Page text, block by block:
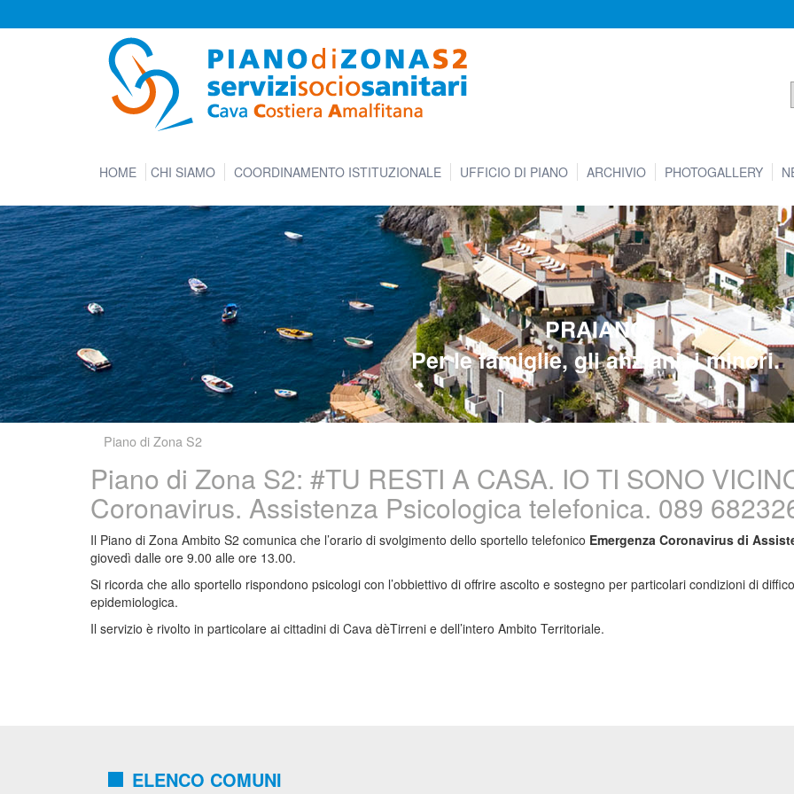
HOME CHI SIAMO COORDINAMENTO ISTITUZIONALE UFFICIO DI PIANO ARCHIVIO PHOTOGALLERY
PRAIANO
Per le famiglie, gli anziani, i minori.
Piano di Zona S2
Piano di Zona S2: #TU RESTI A CASA. IO TI SONO
Coronavirus. Assistenza Psicologica telefonica. 089
Il Piano di Zona Ambito S2 comunica che l’orario di svolgimento dello sportello telefonico Emergenza Coronavirus di
giovedì dalle ore 9.00 alle ore 13.00.
Si ricorda che allo sportello rispondono psicologi con l’obbiettivo di offrire ascolto e sostegno per particolari condizioni di
epidemiologica.
Il servizio è rivolto in particolare ai cittadini di Cava dèTirreni e dell’intero Ambito Territoriale.
ELENCO COMUNI